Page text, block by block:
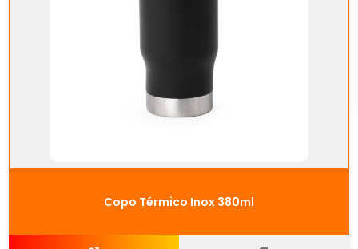
Copo Térmico Inox 380ml